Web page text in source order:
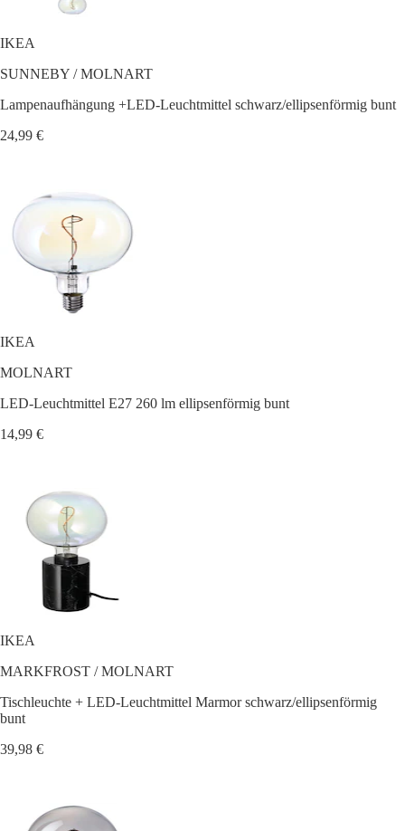
IKEA
SUNNEBY / MOLNART
Lampenaufhängung +LED-Leuchtmittel schwarz/ellipsenförmig bunt
24,99 €
IKEA
MOLNART
LED-Leuchtmittel E27 260 lm ellipsenförmig bunt
14,99 €
IKEA
MARKFROST / MOLNART
Tischleuchte + LED-Leuchtmittel Marmor schwarz/ellipsenförmig
bunt
39,98 €